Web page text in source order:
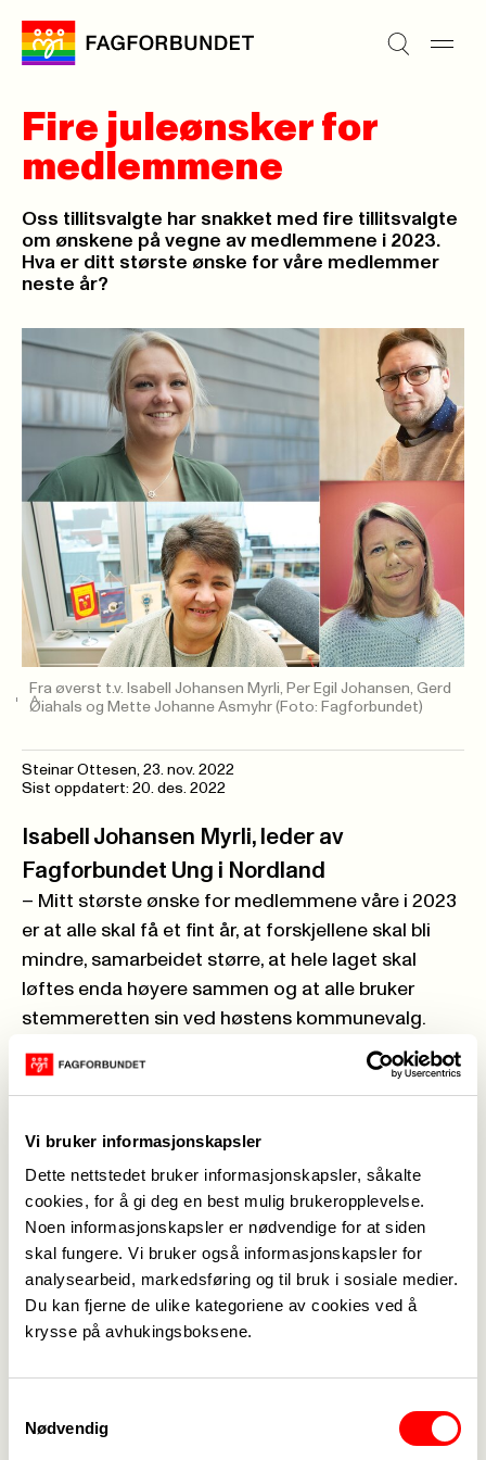
Vi bruker informasjonskapsler
Dette nettstedet bruker informasjonskapsler, såkalte
cookies, for å gi deg en best mulig brukeropplevelse.
Noen informasjonskapsler er nødvendige for at siden
skal fungere. Vi bruker også informasjonskapsler for
analysearbeid, markedsføring og til bruk i sosiale medier.
Du kan fjerne de ulike kategoriene av cookies ved å
krysse på avhukingsboksene.
Nødvendig
Fire juleønsker for
medlemmene
Oss tillitsvalgte har snakket med fire tillitsvalgte
om ønskene på vegne av medlemmene i 2023.
Hva er ditt største ønske for våre medlemmer
neste år?
Fra øverst t.v. Isabell Johansen Myrli, Per Egil Johansen, Gerd
Øiahals og Mette Johanne Asmyhr (Foto: Fagforbundet)
Steinar Ottesen, 23. nov. 2022
Sist oppdatert: 20. des. 2022
Isabell Johansen Myrli, leder av
Fagforbundet Ung i Nordland
– Mitt største ønske for medlemmene våre i 2023
er at alle skal få et fint år, at forskjellene skal bli
mindre, samarbeidet større, at hele laget skal
løftes enda høyere sammen og at alle bruker
stemmeretten sin ved høstens kommunevalg.
Per Egil Johansen
– Det er trygghet i arbeidslivet. For å få til det
trenger vi politiske løsninger som konkret bedrer
hverdagen for den enkelte. Jeg ønsker også
rødgrønn valgseier som sikrer trygge offentlige
arbeidsplasser framfor høyresidens
konkurranseutsetting og privatisering.
– Mitt største ønske for medlemmene i 2023 er at
de skal ha trygge og gode arbeidsplasser. Det er